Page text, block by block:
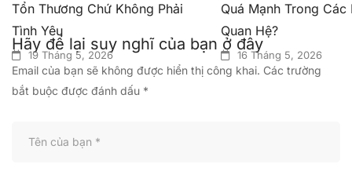
Tổn Thương Chứ Không Phải
Tình Yêu
19 Tháng 5, 2026
Quá Mạnh Trong Các
Quan Hệ?
16 Tháng 5, 2026
Hãy để lại suy nghĩ của bạn ở đây
Email của bạn sẽ không được hiển thị công khai. Các trường
bắt buộc được đánh dấu *